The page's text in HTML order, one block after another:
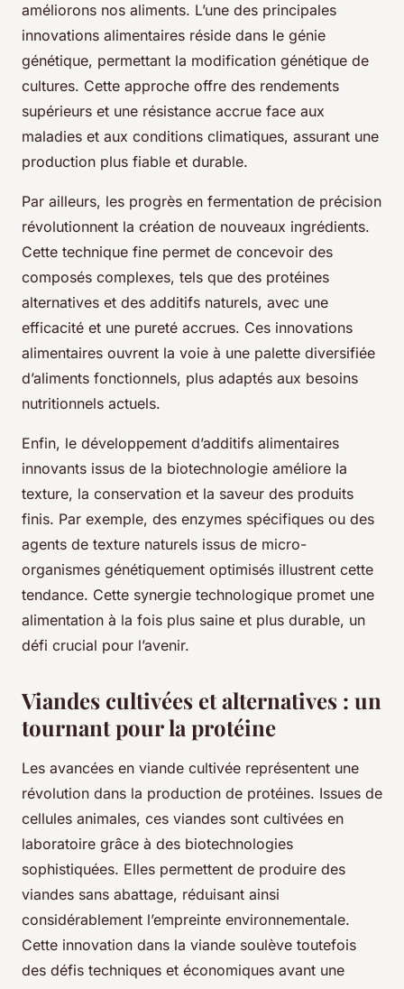
améliorons nos aliments. L’une des principales
innovations alimentaires réside dans le génie
génétique, permettant la modification génétique de
cultures. Cette approche offre des rendements
supérieurs et une résistance accrue face aux
maladies et aux conditions climatiques, assurant une
production plus fiable et durable.
Par ailleurs, les progrès en fermentation de précision
révolutionnent la création de nouveaux ingrédients.
Cette technique fine permet de concevoir des
composés complexes, tels que des protéines
alternatives et des additifs naturels, avec une
efficacité et une pureté accrues. Ces innovations
alimentaires ouvrent la voie à une palette diversifiée
d’aliments fonctionnels, plus adaptés aux besoins
nutritionnels actuels.
Enfin, le développement d’additifs alimentaires
innovants issus de la biotechnologie améliore la
texture, la conservation et la saveur des produits
finis. Par exemple, des enzymes spécifiques ou des
agents de texture naturels issus de micro-
organismes génétiquement optimisés illustrent cette
tendance. Cette synergie technologique promet une
alimentation à la fois plus saine et plus durable, un
défi crucial pour l’avenir.
Viandes cultivées et alternatives : un
tournant pour la protéine
Les avancées en viande cultivée représentent une
révolution dans la production de protéines. Issues de
cellules animales, ces viandes sont cultivées en
laboratoire grâce à des biotechnologies
sophistiquées. Elles permettent de produire des
viandes sans abattage, réduisant ainsi
considérablement l’empreinte environnementale.
Cette innovation dans la viande soulève toutefois
des défis techniques et économiques avant une